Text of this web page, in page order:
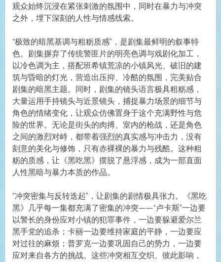
观众始终沉浸在紧张刺激的氛围中，同时在暴力与冲突
之外，埋下深刻的人性与情感线索。
“极致的暗黑基调与粗粝质感”，是剧集最鲜明的叙事特
色。剧集摒弃了传统警匪片的明亮色调与戏剧化加工，
以冷色调为主，搭配班希镇荒凉的小镇风光、破旧的建
筑与昏暗的灯光，营造出压抑、冷酷的氛围，完美贴合
剧集的暗黑主题。同时，剧集的镜头语言极具粗粝感，
大量运用手持镜头与近景镜头，捕捉暴力场景的细节与
角色的情绪变化，让观众仿佛置身于这个充满野性与危
险的世界。无论是街头的肉搏、室内的枪战，还是角色
之间的激烈对峙，都带着强烈的真实感与冲击力，没有
刻意的美化与修饰，只有赤裸裸的暴力与残酷。这种粗
粝的质感，让《黑吃黑》摆脱了悬浮感，成为一部直面
人性黑暗与暴力本质的作品。
“冲突密集与反转迭起”，让剧集的剧情极具张力。《黑吃
黑》几乎每一集都充满了密集的冲突——“卢卡斯”一边要
以警长的身份应对小镇的犯罪事件，一边要躲避爱尔兰
黑手党的追杀；卡丽一边要维持家庭的平静，一边要应
对过往的麻烦；普罗克一边要巩固自己的势力，一边要
应对来自各方的挑战。这些冲突相互交织、彼此影响，